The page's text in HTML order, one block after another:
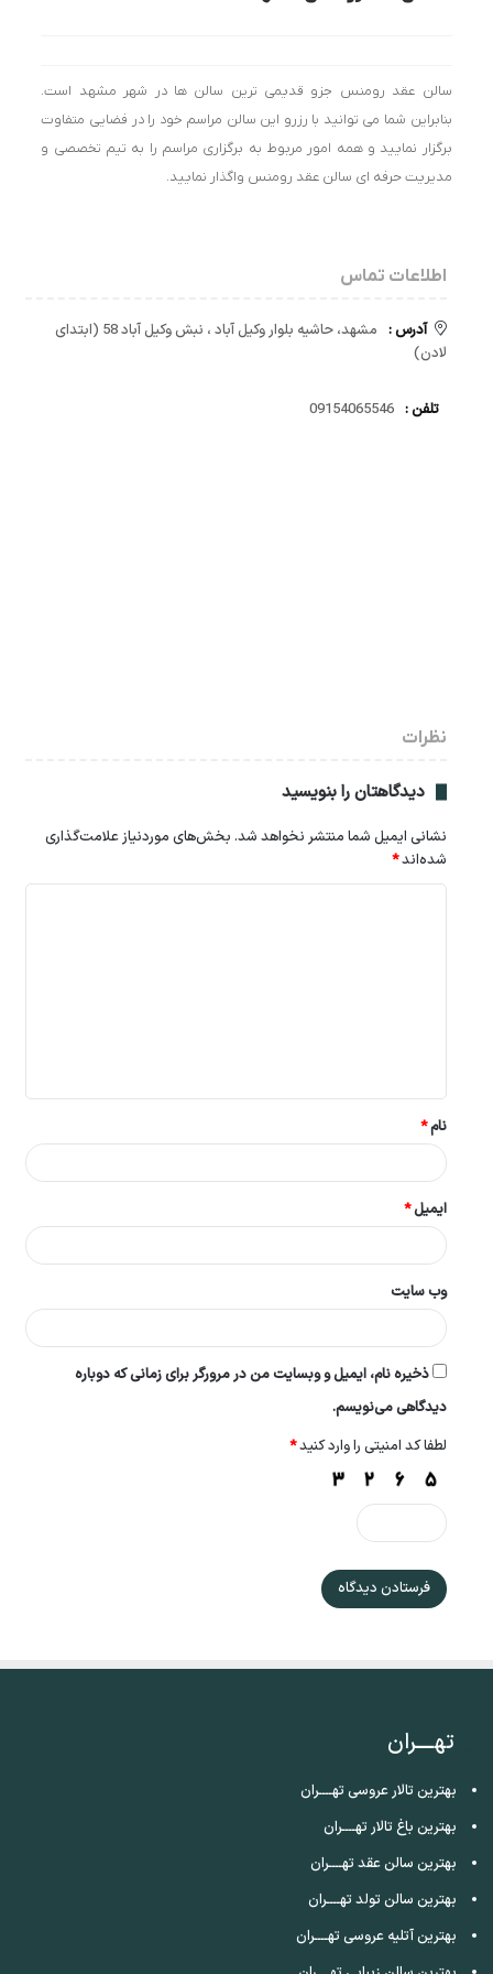
سالن عقد رومنس جزو قدیمی ترین سالن ها در شهر مشهد است.
بنابراین شما می توانید با رزرو این سالن مراسم خود را در فضایی متفاوت
برگزار نمایید و همه امور مربوط به برگزاری مراسم را به تیم تخصصی و
مدیریت حرفه ای سالن عقد رومنس واگذار نمایید.
اطلاعات تماس
آدرس :
مشهد، حاشیه بلوار وکیل آباد ، نبش وکیل آباد 58 (ابتدای
لادن)
تلفن : 09154065546
نظرات
دیدگاهتان را بنویسید
نشانی ایمیل شما منتشر نخواهد شد. بخش‌های موردنیاز علامت‌گذاری
شده‌اند*
*
نام*
ایمیل*
وب‌ سایت
ذخیره نام، ایمیل و وبسایت من در مرورگر برای زمانی که دوباره
دیدگاهی می‌نویسم.
لطفا کد امنیتی را وارد کنید*
تهــــران
بهترین تالار عروسی تهــــران
بهترین باغ تالار تهــــران
بهترین سالن عقد تهــــران
بهترین سالن تولد تهــــران
بهترین آتلیه عروسی تهــــران